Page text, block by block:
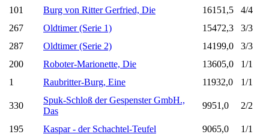
101 Burg von Ritter Gerfried, Die 16151,5
4/4
267
Oldtimer (Serie 1) 15472,3
3/3
287
Oldtimer (Serie 2) 14199,0
3/3
200
Roboter-Marionette, Die 13605,0
1/1
1
Raubritter-Burg, Eine 11932,0 1/1
330
Spuk-Schloß der Gespenster GmbH.,
Das
9951,0 2/2
195 Kaspar - der Schachtel-Teufel 9065,0
1/1